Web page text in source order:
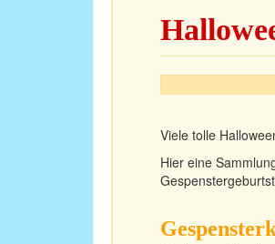
Viele tolle
Hier eine